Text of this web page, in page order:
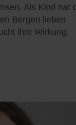
Als Kind hat
Bergen lieben
ihre Wirkung.